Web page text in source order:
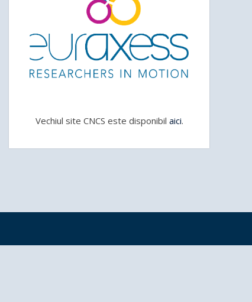
Vechiul site CNCS este disponibil aici.